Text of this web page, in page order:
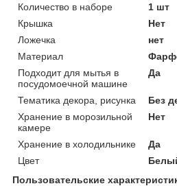
Количество в наборе
1 шт
Крышка
Нет
Ложечка
нет
Материал
Подходит для мытья в
посудомоечной машине
Да
Тематика декора, рисунка
Без
Хранение в морозильной
камере
Нет
Хранение в холодильнике
Да
Цвет
Пользовательские